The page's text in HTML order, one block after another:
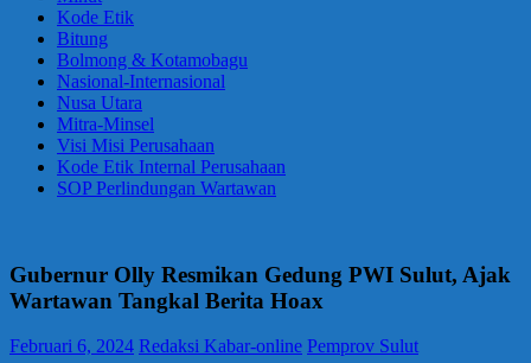
Kode Etik
Bitung
Bolmong & Kotamobagu
Nasional-Internasional
Nusa Utara
Mitra-Minsel
Visi Misi Perusahaan
Kode Etik Internal Perusahaan
SOP Perlindungan Wartawan
Gubernur Olly Resmikan Gedung PWI Sulut, Ajak
Wartawan Tangkal Berita Hoax
Februari 6, 2024 Redaksi Kabar-online Pemprov Sulut